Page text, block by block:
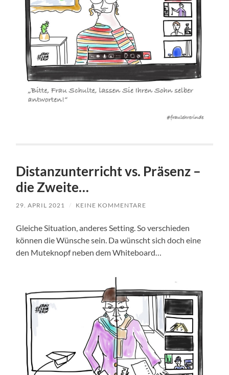
Distanzunterricht vs. Präsenz –
die Zweite…
29. APRIL 2021 / KEINE KOMMENTARE
Gleiche Situation, anderes Setting. So verschieden
können die Wünsche sein. Da wünscht sich doch eine
den Muteknopf neben dem Whiteboard…